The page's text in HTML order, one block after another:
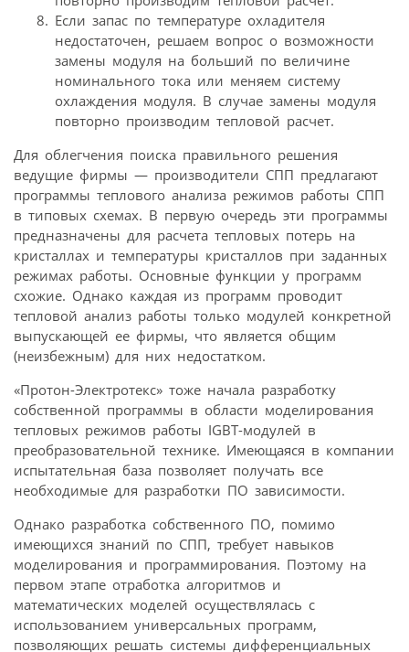
Если запас по температуре охладителя
недостаточен, решаем вопрос о возможности
замены модуля на больший по величине
номинального тока или меняем систему
охлаждения модуля. В случае замены модуля
повторно производим тепловой расчет.
Для облегчения поиска правильного решения
ведущие фирмы — производители СПП предлагают
программы теплового анализа режимов работы СПП
в типовых схемах. В первую очередь эти программы
предназначены для расчета тепловых потерь на
кристаллах и температуры кристаллов при заданных
режимах работы. Основные функции у программ
схожие. Однако каждая из программ проводит
тепловой анализ работы только модулей конкретной
выпускающей ее фирмы, что является общим
(неизбежным) для них недостатком.
«Протон-Электротекс» тоже начала разработку
собственной программы в области моделирования
тепловых режимов работы IGBT-модулей в
преобразовательной технике. Имеющаяся в компании
испытательная база позволяет получать все
необходимые для разработки ПО зависимости.
Однако разработка собственного ПО, помимо
имеющихся знаний по СПП, требует навыков
моделирования и программирования. Поэтому на
первом этапе отработка алгоритмов и
математических моделей осуществлялась с
использованием универсальных программ,
позволяющих решать системы дифференциальных